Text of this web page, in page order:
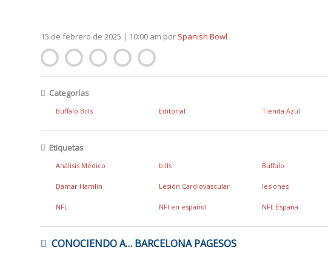
15 de febrero de 2025 | 10:00 am por Spanish Bowl
Categorías
Buffalo Bills Editorial Tienda Azul
Etiquetas
Análisis Médico bills Buffalo
Damar Hamlin Lesión Cardiovascular lesiones
NFL NFl en español NFL España
NAVEGACIÓN
DECONOCIENDO A… BARCELONA PAGESOS